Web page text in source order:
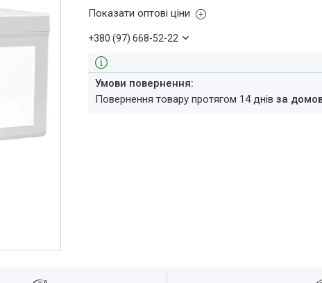
Показати оптові ціни
+380 (97) 668-52-22
повернення товару протягом 14 днівза